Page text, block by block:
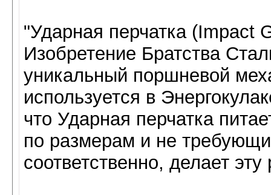
"Ударная перчатка (Impact
Изобретение Братства
уникальный поршневой
используется в
что Ударная перчатка
по размерам и не
соответственно, делает